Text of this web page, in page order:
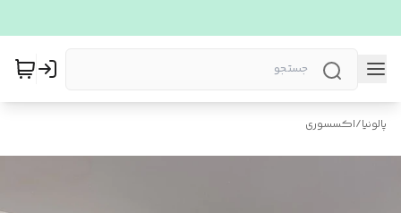
پالونیا/اکسسوری